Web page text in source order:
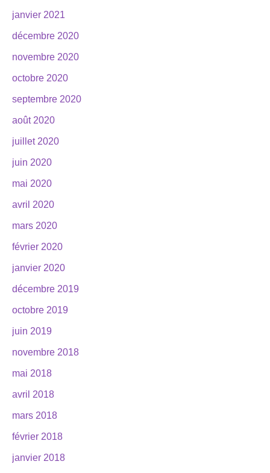
janvier 2021
décembre 2020
novembre 2020
octobre 2020
septembre 2020
août 2020
juillet 2020
juin 2020
mai 2020
avril 2020
mars 2020
février 2020
janvier 2020
décembre 2019
octobre 2019
juin 2019
novembre 2018
mai 2018
avril 2018
mars 2018
février 2018
janvier 2018